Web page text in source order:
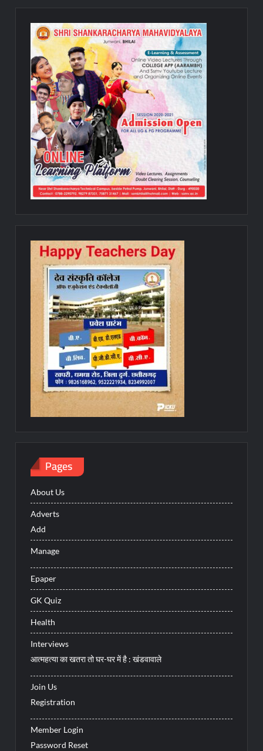
Pages
About Us
Adverts
Add
Manage
Epaper
GK Quiz
Health
Interviews
आत्महत्या का खतरा तो घर-घर में है : खंडवावाले
Join Us
Registration
Member Login
Password Reset